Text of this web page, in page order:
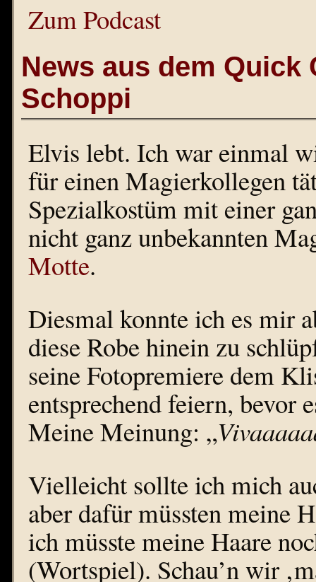
Zum Podcast
News aus dem Quick
Schoppi
Elvis lebt. Ich war einmal
für einen Magierkollegen
Spezialkostüm mit einer
nicht ganz unbekannten
Motte.
Diesmal konnte ich es mir
diese Robe hinein zu
seine Fotopremiere dem
entsprechend feiern, bevor
Meine Meinung: „
Vielleicht sollte ich mich
aber dafür müssten meine
ich müsste meine Haare
(Wortspiel). Schau’n wir